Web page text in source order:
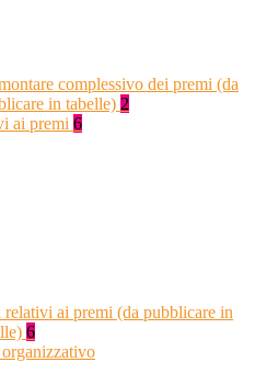
complessivo dei premi (da
in tabelle) 2
ai premi 6
relativi ai premi (da pubblicare in
6
organizzativo